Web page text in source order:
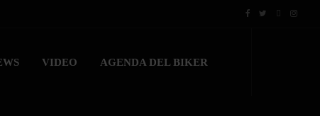
VIDEO AGENDA DEL BIKER